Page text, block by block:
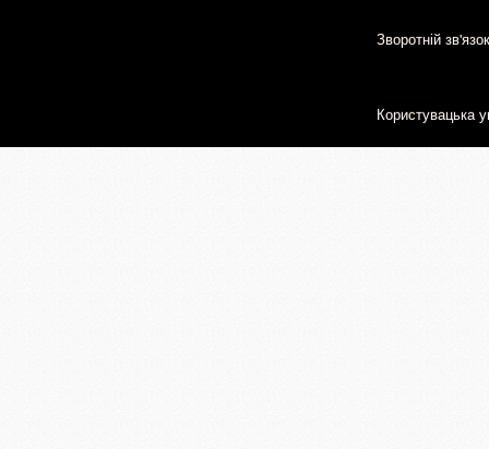
Зворотній зв'язок
Користувацька